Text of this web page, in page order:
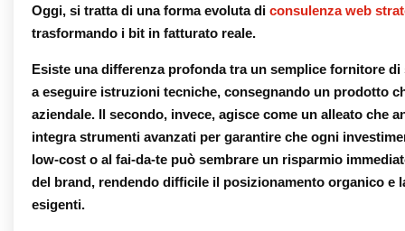
Oggi, si tratta di una forma evoluta di consulenza web
trasformando i bit in fatturato reale.
Esiste una differenza profonda tra un semplice fornitore
a eseguire istruzioni tecniche, consegnando un prodotto
aziendale. Il secondo, invece, agisce come un alleato che
integra strumenti avanzati per garantire che ogni
low-cost o al fai-da-te può sembrare un risparmio
del brand, rendendo difficile il posizionamento organico
esigenti.